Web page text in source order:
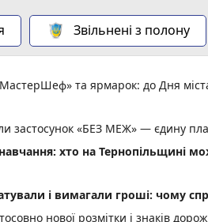
Звільнені з полону
та ярмарок: до Дня
застосунок «БЕЗ МЕЖ» — єдину
хто на Тернопільщині
і вимагали гроші: чому
нової розмітки і знаків